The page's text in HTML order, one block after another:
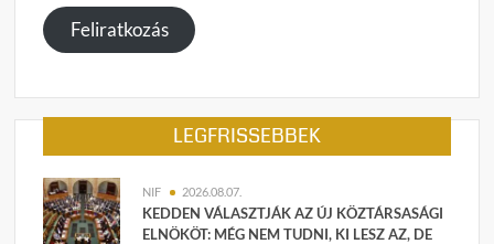
megadása
Feliratkozás
LEGFRISSEBBEK
NIF 2026.08.07.
KEDDEN VÁLASZTJÁK AZ ÚJ KÖZTÁRSASÁGI
ELNÖKÖT: MÉG NEM TUDNI, KI LESZ AZ, DE